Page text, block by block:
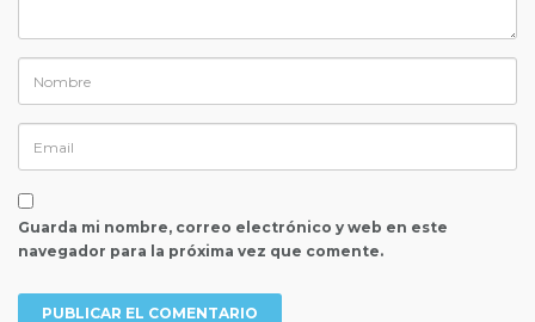
Guarda mi nombre, correo electrónico y web en este
navegador para la próxima vez que comente.